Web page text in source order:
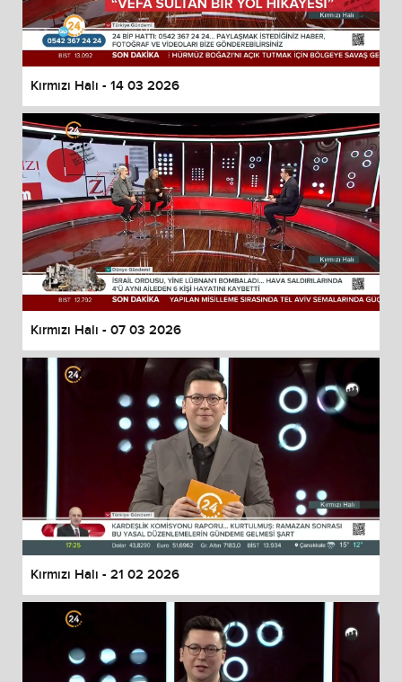
Kırmızı Halı - 14 03 2026
Kırmızı Halı - 07 03 2026
Kırmızı Halı - 21 02 2026